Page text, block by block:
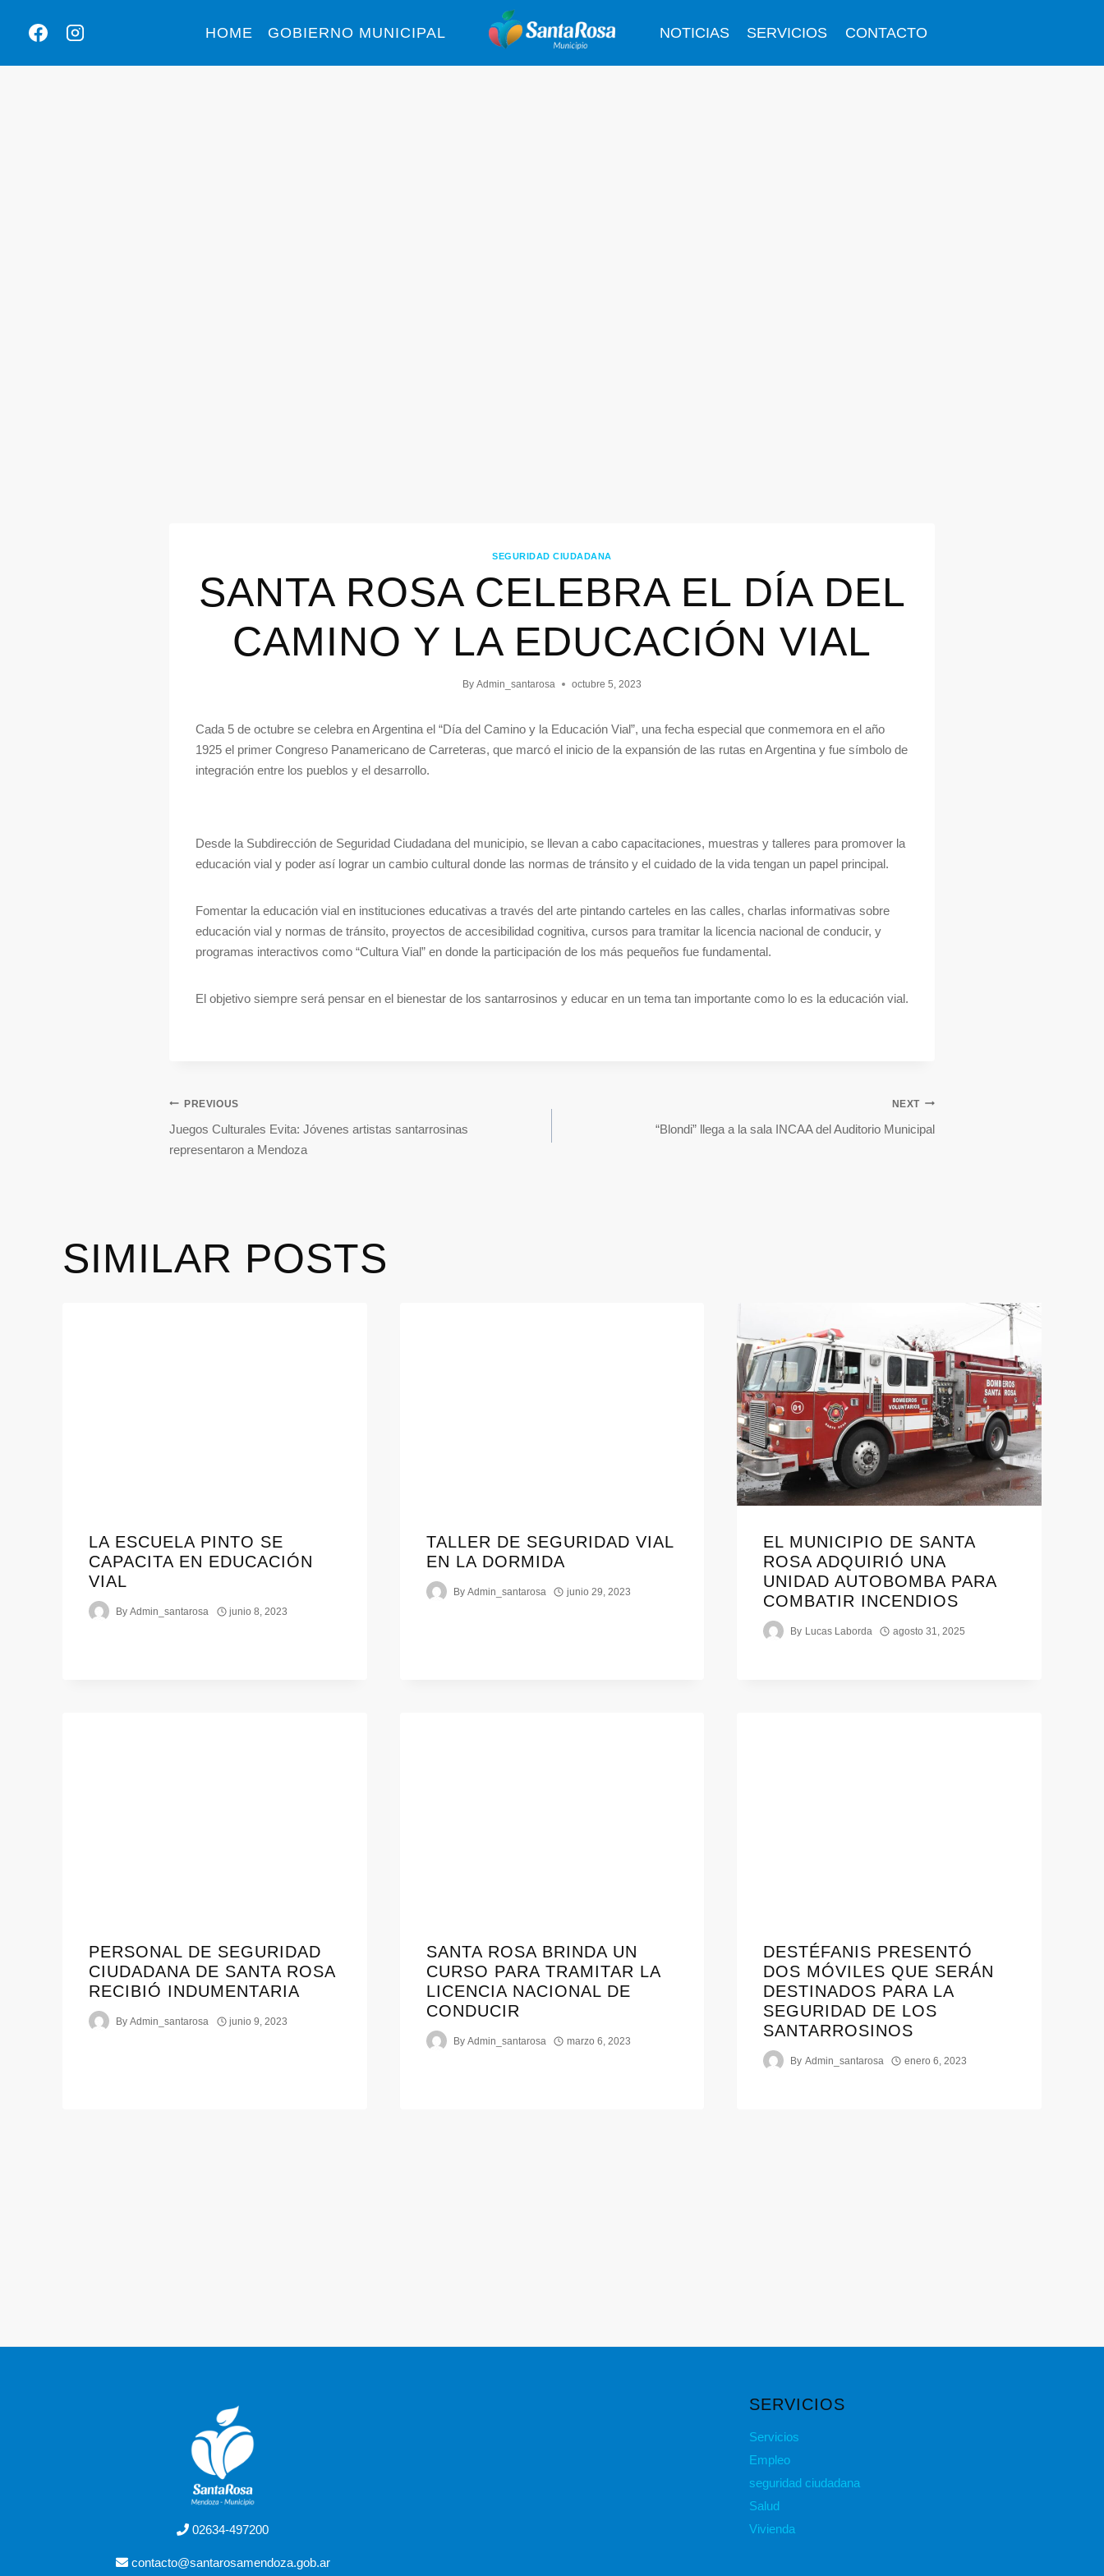
HOME GOBIERNO MUNICIPAL NOTICIAS SERVICIOS CONTACTO
SEGURIDAD CIUDADANA
SANTA ROSA CELEBRA EL DÍA DEL
CAMINO Y LA EDUCACIÓN VIAL
By Admin_santarosa octubre 5, 2023
Cada 5 de octubre se celebra en Argentina el “Día del Camino y la Educación Vial”, una fecha especial que conmemora en el año
1925 el primer Congreso Panamericano de Carreteras, que marcó el inicio de la expansión de las rutas en Argentina y fue símbolo de
integración entre los pueblos y el desarrollo.
Desde la Subdirección de Seguridad Ciudadana del municipio, se llevan a cabo capacitaciones, muestras y talleres para promover la
educación vial y poder así lograr un cambio cultural donde las normas de tránsito y el cuidado de la vida tengan un papel principal.
Fomentar la educación vial en instituciones educativas a través del arte pintando carteles en las calles, charlas informativas sobre
educación vial y normas de tránsito, proyectos de accesibilidad cognitiva, cursos para tramitar la licencia nacional de conducir, y
programas interactivos como “Cultura Vial” en donde la participación de los más pequeños fue fundamental.
El objetivo siempre será pensar en el bienestar de los santarrosinos y educar en un tema tan importante como lo es la educación vial.
PREVIOUS
Juegos Culturales Evita: Jóvenes artistas santarrosinas
representaron a Mendoza
NEXT
“Blondi” llega a la sala INCAA del Auditorio Municipal
SIMILAR POSTS
LA ESCUELA PINTO SE
CAPACITA EN EDUCACIÓN
VIAL
By Admin_santarosa junio 8, 2023
TALLER DE SEGURIDAD VIAL
EN LA DORMIDA
By Admin_santarosa junio 29, 2023
EL MUNICIPIO DE SANTA
ROSA ADQUIRIÓ UNA
UNIDAD AUTOBOMBA PARA
COMBATIR INCENDIOS
By Lucas Laborda agosto 31, 2025
PERSONAL DE SEGURIDAD
CIUDADANA DE SANTA ROSA
RECIBIÓ INDUMENTARIA
By Admin_santarosa junio 9, 2023
SANTA ROSA BRINDA UN
CURSO PARA TRAMITAR LA
LICENCIA NACIONAL DE
CONDUCIR
By Admin_santarosa marzo 6, 2023
DESTÉFANIS PRESENTÓ
DOS MÓVILES QUE SERÁN
DESTINADOS PARA LA
SEGURIDAD DE LOS
SANTARROSINOS
By Admin_santarosa enero 6, 2023
02634-497200
contacto@santarosamendoza.gob.ar
SERVICIOS
Servicios
Empleo
seguridad ciudadana
Salud
Vivienda